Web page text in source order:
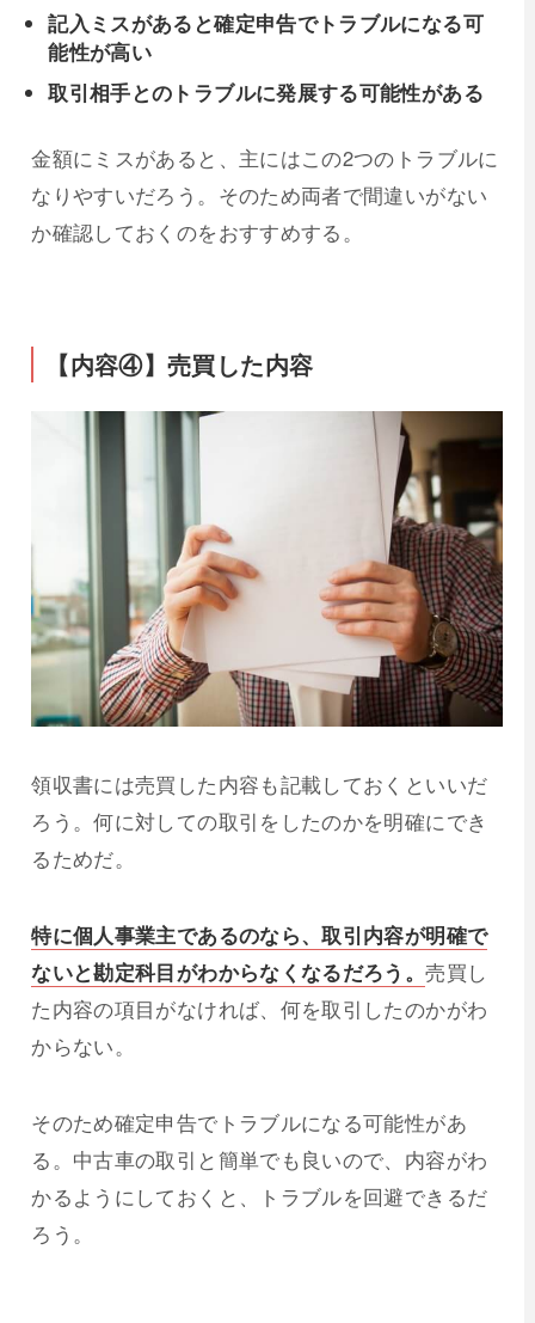
記入ミスがあると確定申告でトラブルになる可
能性が高い
取引相手とのトラブルに発展する可能性がある
金額にミスがあると、主にはこの2つのトラブルに
なりやすいだろう。そのため両者で間違いがない
か確認しておくのをおすすめする。
【内容④】売買した内容
領収書には売買した内容も記載しておくといいだ
ろう。何に対しての取引をしたのかを明確にでき
るためだ。
特に個人事業主であるのなら、取引内容が明確で
ないと勘定科目がわからなくなるだろう。売買し
た内容の項目がなければ、何を取引したのかがわ
からない。
そのため確定申告でトラブルになる可能性があ
る。中古車の取引と簡単でも良いので、内容がわ
かるようにしておくと、トラブルを回避できるだ
ろう。